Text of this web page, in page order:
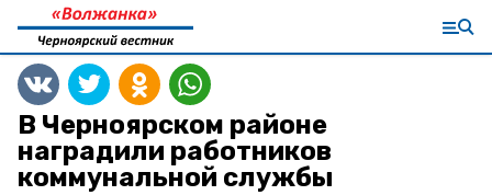
В Черноярском районе
наградили работников
коммунальной службы